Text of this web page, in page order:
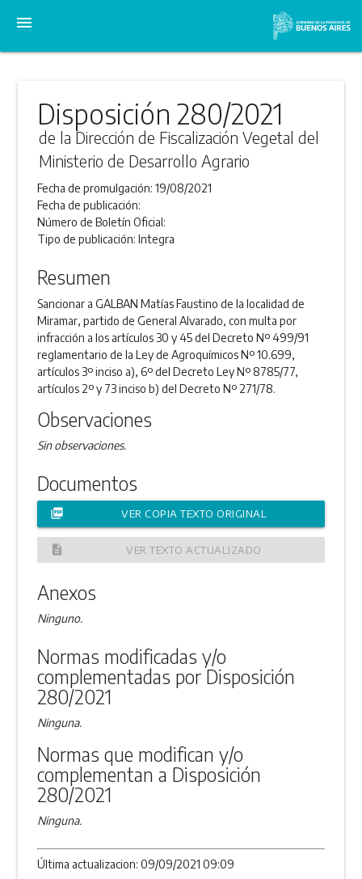
menu
Disposición 280/2021
de la Dirección de Fiscalización Vegetal del
Ministerio de Desarrollo Agrario
Fecha de promulgación:19/08/2021
Fecha de publicación:
Número de Boletín Oficial:
Tipo de publicación:Integra
Resumen
Sancionar a GALBAN Matías Faustino de la localidad de
Miramar, partido de General Alvarado, con multa por
infracción a los artículos 30 y 45 del Decreto Nº 499/91
reglamentario de la Ley de Agroquímicos Nº 10.699,
artículos 3º inciso a), 6º del Decreto Ley Nº 8785/77,
artículos 2º y 73 inciso b) del Decreto Nº 271/78.
Observaciones
Sin observaciones.
Documentos
picture_as_pdf VER COPIA TEXTO ORIGINAL
description VER TEXTO ACTUALIZADO
Anexos
Ninguno.
Normas modificadas y/o
complementadas por Disposición
280/2021
Ninguna.
Normas que modifican y/o
complementan a Disposición
280/2021
Ninguna.
Última actualizacion: 09/09/2021 09:09